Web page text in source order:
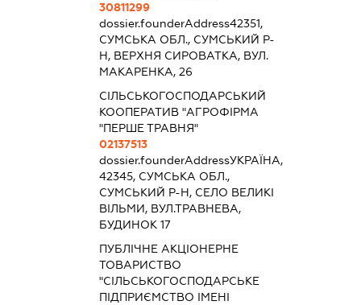
30811299
dossier.founderAddress42351,
СУМСЬКА ОБЛ., СУМСЬКИЙ Р-
Н, ВЕРХНЯ СИРОВАТКА, ВУЛ.
МАКАРЕНКА, 26
СІЛЬСЬКОГОСПОДАРСЬКИЙ
КООПЕРАТИВ "АГРОФІРМА
"ПЕРШЕ ТРАВНЯ"
02137513
dossier.founderAddressУКРАЇНА,
42345, СУМСЬКА ОБЛ.,
СУМСЬКИЙ Р-Н, СЕЛО ВЕЛИКІ
ВІЛЬМИ, ВУЛ.ТРАВНЕВА,
БУДИНОК 17
ПУБЛІЧНЕ АКЦІОНЕРНЕ
ТОВАРИСТВО
"СІЛЬСЬКОГОСПОДАРСЬКЕ
ПІДПРИЄМСТВО ІМЕНІ